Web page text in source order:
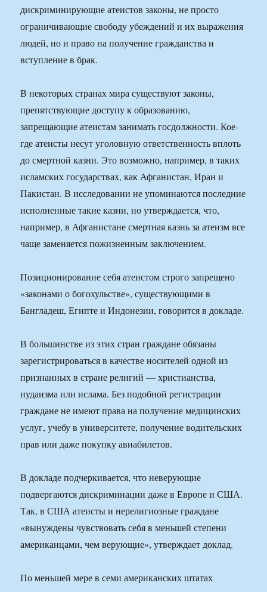
дискриминирующие атеистов законы, не просто
ограничивающие свободу убеждений и их выражения
людей, но и право на получение гражданства и
вступление в брак.
В некоторых странах мира существуют законы,
препятствующие доступу к образованию,
запрещающие атеистам занимать госдолжности. Кое-
где атеисты несут уголовную ответственность вплоть
до смертной казни. Это возможно, например, в таких
исламских государствах, как Афганистан, Иран и
Пакистан. В исследовании не упоминаются последние
исполненные такие казни, но утверждается, что,
например, в Афганистане смертная казнь за атеизм все
чаще заменяется пожизненным заключением.
Позиционирование себя атеистом строго запрещено
«законами о богохульстве», существующими в
Бангладеш, Египте и Индонезии, говорится в докладе.
В большинстве из этих стран граждане обязаны
зарегистрироваться в качестве носителей одной из
признанных в стране религий — христианства,
иудаизма или ислама. Без подобной регистрации
граждане не имеют права на получение медицинских
услуг, учебу в университете, получение водительских
прав или даже покупку авиабилетов.
В докладе подчеркивается, что неверующие
подвергаются дискриминации даже в Европе и США.
Так, в США атеисты и нерелигиозные граждане
«вынуждены чувствовать себя в меньшей степени
американцами, чем верующие», утверждает доклад.
По меньшей мере в семи американских штатах